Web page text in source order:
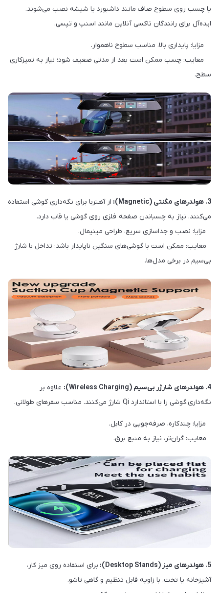
یا چسب روی سطوح صاف مانند داشبورد یا شیشه نصب می‌شوند.
ایده‌آل برای رانندگان تاکسی آنلاین مانند اسنپ و تپسی.
مزایا: پایداری بالا، مناسب سطوح ناهموار.
معایب: چسب ممکن است بعد از مدتی ضعیف شود؛ نیاز به تمیزکاری
سطح.
3. هولدرهای مگنتی (Magnetic):
از آهنربا برای نگه‌داری گوشی استفاده
می‌کنند. نیاز به چسباندن صفحه فلزی روی گوشی یا قاب دارد.
مزایا: نصب و جداسازی سریع، طراحی مینیمال.
معایب: ممکن است با گوشی‌های سنگین ناپایدار باشد؛ تداخل با شارژ
بی‌سیم در برخی مدل‌ها.
4. هولدرهای شارژر بی‌سیم (Wireless Charging):
علاوه بر
نگه‌داری،گوشی را با استاندارد Qi شارژ می‌کنند. مناسب سفرهای طولانی.
مزایا: چندکاره، صرفه‌جویی در کابل.
معایب: گران‌تر، نیاز به منبع برق.
5. هولدرهای میز (Desktop Stands):
برای استفاده روی میز کار،
آشپزخانه یا تخت، با زاویه قابل تنظیم و گاهی تاشو.